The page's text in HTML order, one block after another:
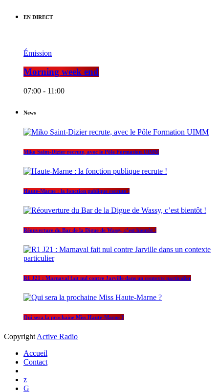
EN DIRECT
Émission
Morning week end
07:00 - 11:00
News
Miko Saint-Dizier recrute, avec le Pôle Formation UIMM
Haute-Marne : la fonction publique recrute !
Réouverture du Bar de la Digue de Wassy, c’est bientôt !
R1 J21 : Marnaval fait nul contre Jarville dans un contexte particulier
Qui sera la prochaine Miss Haute-Marne ?
Copyright Active Radio
Accueil
Contact